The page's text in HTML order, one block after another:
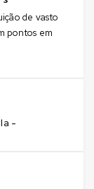
de vasto
pontos em
-